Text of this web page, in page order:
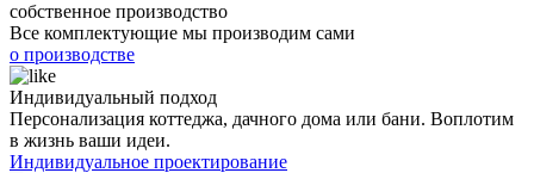
собственное производство
Все комплектующие мы производим сами
о производстве
Индивидуальный подход
Персонализация коттеджа, дачного дома или бани. Воплотим
в жизнь ваши идеи.
Индивидуальное проектирование